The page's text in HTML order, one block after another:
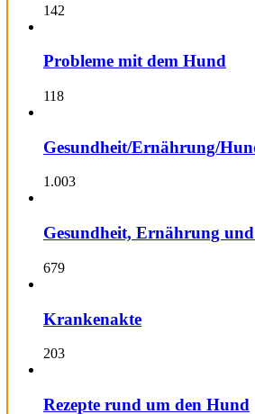
142
Probleme mit dem Hund
118
Gesundheit/Ernährung/
1.003
Gesundheit, Ernährung
679
Krankenakte
203
Rezepte rund um den Hund